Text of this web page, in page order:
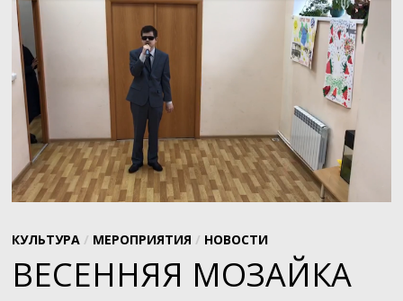
КУЛЬТУРА/ МЕРОПРИЯТИЯ / НОВОСТИ
ВЕСЕННЯЯ МОЗАЙКА